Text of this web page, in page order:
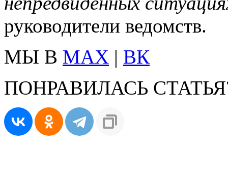
руководители ведомств.
МЫ В MAX | ВК
ПОНРАВИЛАСЬ